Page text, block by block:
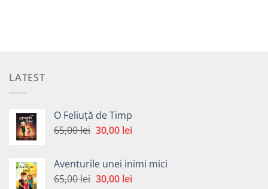
LATEST
O Feliuță de Timp
65,00lei Prețul
fost:
65,00 lei.
30,00 leiPrețul
30,00 lei.
Aventurile unei inimi mici
65,00lei Prețul
30,00 leiPrețul